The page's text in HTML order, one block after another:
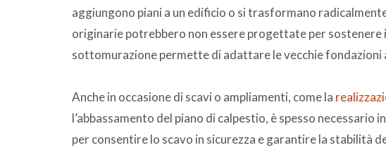
aggiungono piani a un edificio o si trasformano
originarie potrebbero non essere progettate per sostenere
sottomurazione permette di adattare le vecchie fondazioni
Anche in occasione di scavi o ampliamenti, come la
l’abbassamento del piano di calpestio, è spesso
per consentire lo scavo in sicurezza e garantire la stabilità